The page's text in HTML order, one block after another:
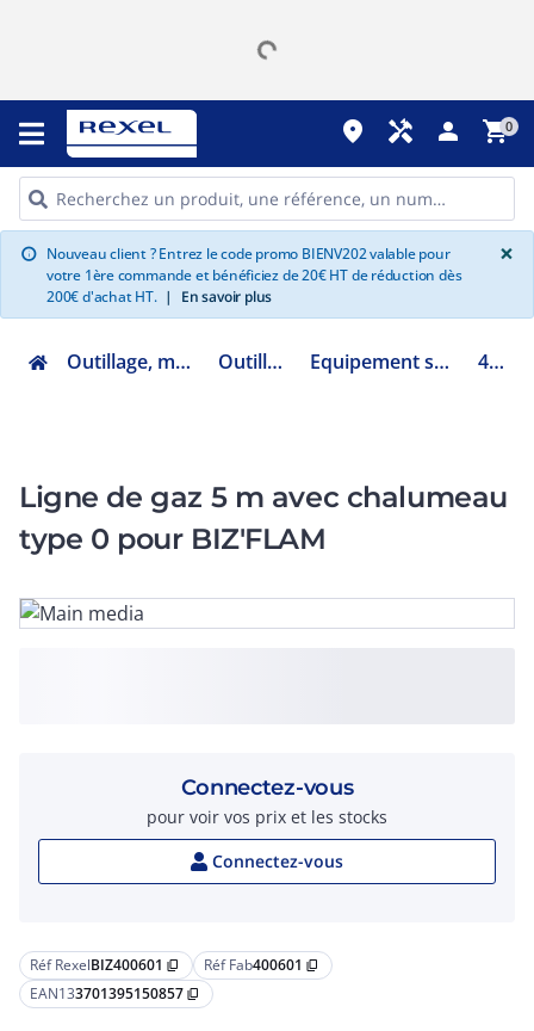
place handyman person shopping_cart0
info Nouveau client ? Entrez le code promo BIENV202 valable pour
votre 1ère commande et bénéficiez de 20€ HT de réduction dès
200€ d'achat HT. | En savoir plus
×
Outillage, mesure et fixation Outillage à main Equipement soudure plomberie 400601
Ligne de gaz 5 m avec chalumeau
type 0 pour BIZ'FLAM
Réf RexelBIZ400601 content_copy Réf Fab400601 content_copy
EAN133701395150857 content_copy
Connectez-vous
pour voir vos prix et les stocks
Connectez-vous